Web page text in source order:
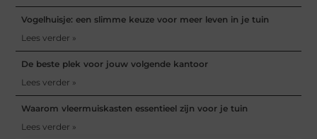
Vogelhuisje: een slimme keuze voor meer leven in je tuin
Lees verder »
De beste plek voor jouw volgende kantoor
Lees verder »
Waarom vleermuiskasten essentieel zijn voor je tuin
Lees verder »